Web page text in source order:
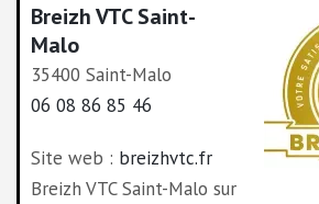
Breizh VTC Saint-
Malo
35400 Saint-Malo
06 08 86 85 46
Site web : breizhvtc.fr
Breizh VTC Saint-Malo sur